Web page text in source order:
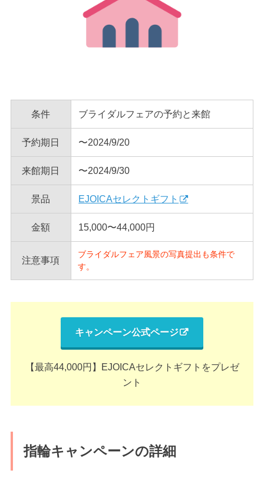
条件 ブライダルフェアの予約と来館
予約期日 〜2024/9/20
来館期日 〜2024/9/30
景品 EJOICAセレクトギフト
金額 15,000〜44,000円
注意事項
ブライダルフェア風景の写真提出も条件で
す。
キャンペーン公式ページ
【最高44,000円】EJOICAセレクトギフトをプレゼ
ント
指輪キャンペーンの詳細